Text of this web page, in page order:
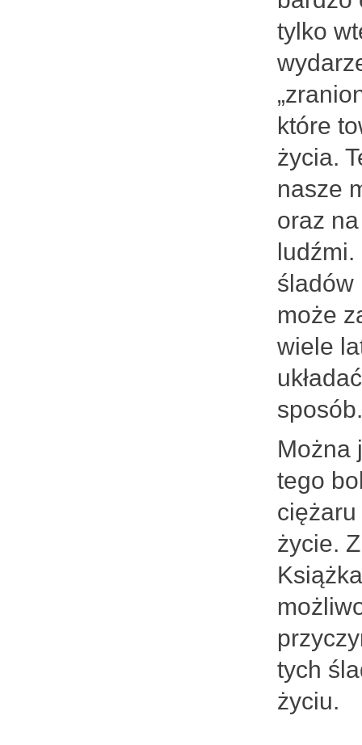
tylko
które
życia.
nasze
oraz
śladów
może
wiele
sposób.
Można
tego
życie.
tych
życiu.